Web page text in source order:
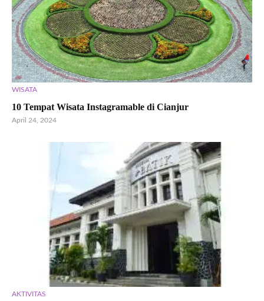
WISATA
10 Tempat Wisata Instagramable di Cianjur
April 24, 2024
AKTIVITAS